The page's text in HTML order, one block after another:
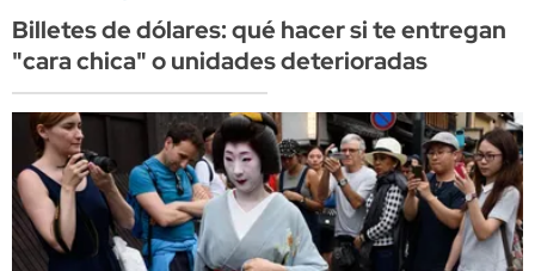
Billetes de dólares: qué hacer si te entregan
"cara chica" o unidades deterioradas